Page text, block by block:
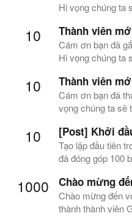
Hi vọng chúng ta
10 Thành viên
Cám ơn bạn đã
Hi vọng chúng ta
10 Thành viên
Cám ơn bạn đã
vọng chúng ta sẽ
10 [Post] Khởi
Tạo lập đầu tiên
đã đóng góp 100
1000 Chào mừng
Chào mừng đến
thành thành viên